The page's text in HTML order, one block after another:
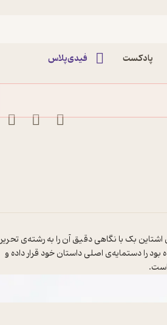
پادکست فیدی‌پلاس بک
بک با نگاهی دقیق آن را به رشته‌ی تحریر
را دستمایه‌ی اصلی داستان خود قرار داده و